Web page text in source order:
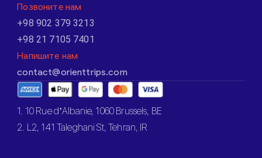
Позвоните нам
+98 902 379 3213
+98 21 7105 7401
Напишите нам
contact@orienttrips.com
1. 10 Rue d’Albanie, 1060 Brussels, BE
2. L2, 141 Taleghani St, Tehran, IR